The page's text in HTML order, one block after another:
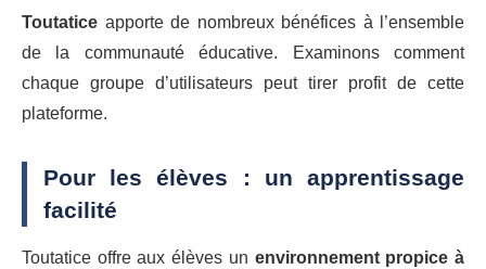
Toutatice apporte de nombreux bénéfices à l’ensemble
de la communauté éducative. Examinons comment
chaque groupe d’utilisateurs peut tirer profit de cette
plateforme.
Pour les élèves : un apprentissage
facilité
Toutatice offre aux élèves un environnement propice à